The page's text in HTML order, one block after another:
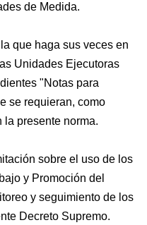
de Medida.
que haga sus veces en
Unidades Ejecutoras
"Notas para
se requieran, como
presente norma.
sobre el uso de los
y Promoción del
y seguimiento de los
Decreto Supremo.